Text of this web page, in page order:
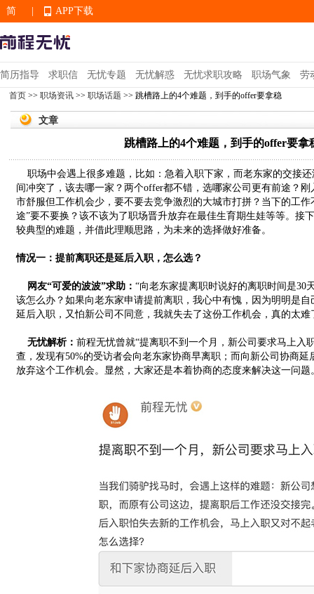
简
EN
APP下载
APP下载
简历指导 求职信 无忧专题 无忧解惑 无忧求职攻略 职场气象 劳
首页 >> 职场资讯 >> 职场话题 >> 跳槽路上的4个难题，到手的offer要拿稳
文章
跳槽路上的4个难题，到手的offer要拿
职场中会遇上很多难题，比如：急着入职下家，而老东家的交接
间冲突了，该去哪一家？两个offer都不错，选哪家公司更有前途？
市舒服但工作机会少，要不要去竞争激烈的大城市打拼？当下的工
途”要不要换？该不该为了职场晋升放弃在最佳生育期生娃等等。接
较典型的难题，并借此理顺思路，为未来的选择做好准备。
情况一：提前离职还是延后入职，怎么选？
网友“可爱的波波”求助： “向老东家提离职时说好的离职时间是30
该怎么办？如果向老东家申请提前离职，我心中有愧，因为明明是
延后入职，又怕新公司不同意，我就失去了这份工作机会，真的太难
无忧解析： 前程无忧曾就“提离职不到一个月，新公司要求马上入
查，发现有50%的受访者会向老东家协商早离职；而向新公司协商延
放弃这个工作机会。显然，大家还是本着协商的态度来解决这一问题